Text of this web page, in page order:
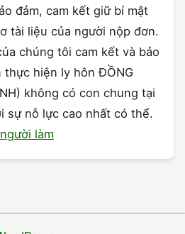
đảm, cam kết giữ bí mật
tài liệu của người nộp đơn.
chúng tôi cam kết và bảo
thực hiện ly hôn ĐỒNG
không có con chung tại
sự nỗ lực cao nhất có thể.
làm